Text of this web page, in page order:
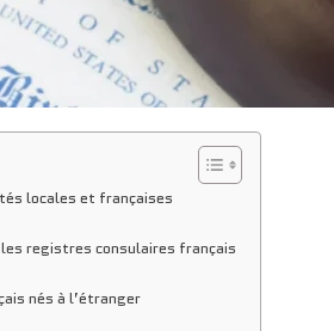
locales et françaises
registres consulaires français
nés à l’étranger